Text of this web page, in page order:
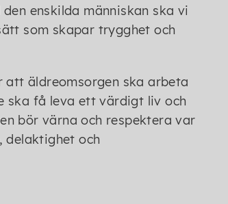
enskilda människan ska vi
som skapar trygghet och
att äldreomsorgen ska arbeta
ska få leva ett värdigt liv och
bör värna och respektera var
delaktighet och